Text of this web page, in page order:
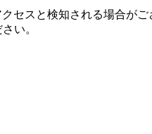
セスと検知される場合がご
い。